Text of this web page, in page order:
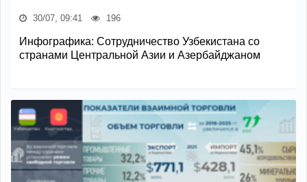
30/07, 09:41 196
Инфографика: Сотрудничество Узбекистана со
странами Центральной Азии и Азербайджаном